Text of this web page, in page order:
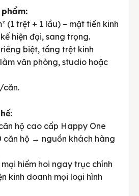
(1 trệt + 1 lầu) – mặt tiền kinh
hiện đại, sang trọng.
biệt, tầng trệt kinh
văn phòng, studio hoặc
căn.
hộ cao cấp Happy One
căn hộ → nguồn khách hàng
hiếm hoi ngay trục chính
kinh doanh mọi loại hình